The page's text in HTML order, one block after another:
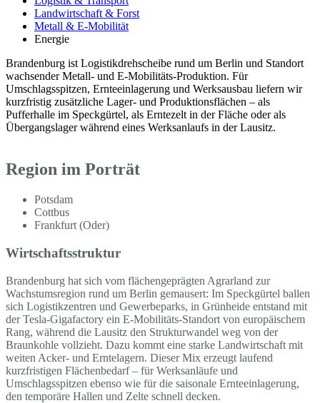
Landwirtschaft & Forst
Metall & E-Mobilität
Energie
Brandenburg ist Logistikdrehscheibe rund um Berlin und Standort
wachsender Metall- und E-Mobilitäts-Produktion. Für
Umschlagsspitzen, Ernteeinlagerung und Werksausbau liefern wir
kurzfristig zusätzliche Lager- und Produktionsflächen – als
Pufferhalle im Speckgürtel, als Erntezelt in der Fläche oder als
Übergangslager während eines Werksanlaufs in der Lausitz.
Region im Porträt
Potsdam
Cottbus
Frankfurt (Oder)
Wirtschaftsstruktur
Brandenburg hat sich vom flächengeprägten Agrarland zur
Wachstumsregion rund um Berlin gemausert: Im Speckgürtel ballen
sich Logistikzentren und Gewerbeparks, in Grünheide entstand mit
der Tesla-Gigafactory ein E-Mobilitäts-Standort von europäischem
Rang, während die Lausitz den Strukturwandel weg von der
Braunkohle vollzieht. Dazu kommt eine starke Landwirtschaft mit
weiten Acker- und Erntelagern. Dieser Mix erzeugt laufend
kurzfristigen Flächenbedarf – für Werksanläufe und
Umschlagsspitzen ebenso wie für die saisonale Ernteeinlagerung,
den temporäre Hallen und Zelte schnell decken.